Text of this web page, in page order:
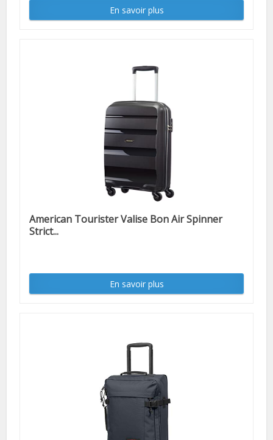
En savoir plus
American Tourister Valise Bon Air Spinner
Strict...
En savoir plus